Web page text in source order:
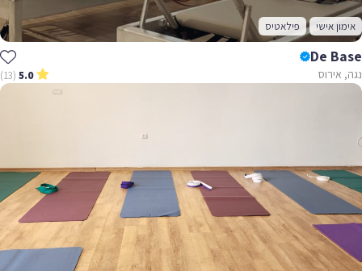
אימון אישי פילאטיס
De Base
נגה, אירוס 5.0
(13)